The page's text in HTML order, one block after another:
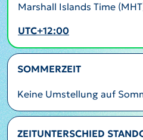
Marshall Islands Time
UTC+12:00
SOMMERZEIT
Keine Umstellung auf
ZEITUNTERSCHIED